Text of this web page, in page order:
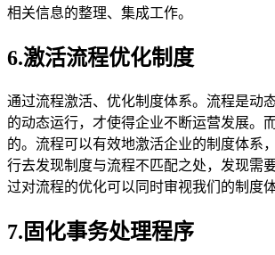
相关信息的整理、集成工作。
6.激活流程优化制度
通过流程激活、优化制度体系。流程是动
的动态运行，才使得企业不断运营发展。
的。流程可以有效地激活企业的制度体系
行去发现制度与流程不匹配之处，发现需
过对流程的优化可以同时审视我们的制度体
7.固化事务处理程序